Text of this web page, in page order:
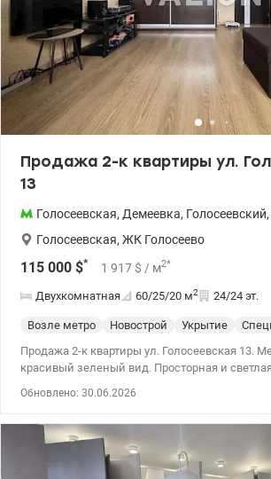
Продажа 2-к квартиры ул.
13
Голосеевская, Демеевка, Голосеевский,
Голосеевская, ЖК Голосеево
115 000 $* 1 917 $ / м2*
Двухкомнатная 60/25/20 м2 24/24 эт.
Возле метро Новострой Укрытие
Продажа 2-к квартиры ул. Голосеевская 13. Метро рядом,
красивый зеленый вид. Просторная и светлая
прогулок и спорта. 044 200 10 80 valion.ua/
Обновлено: 30.06.2026